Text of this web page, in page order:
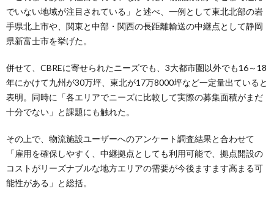
でいない地域が注目されている」と述べ、一例として東北北部の岩
手県北上市や、関東と中部・関西の長距離輸送の中継点として静岡
県新富士市を挙げた。
併せて、CBREに寄せられたニーズでも、3大都市圏以外でも16～18
年にかけて九州が30万坪、東北が17万8000坪など一定量出ていると
表明。同時に「各エリアでニーズに比較して実際の募集面積がまだ
十分でない」と課題にも触れた。
その上で、物流施設ユーザーへのアンケート調査結果と合わせて
「雇用を確保しやすく、中継拠点としても利用可能で、拠点開設の
コストがリーズナブルな地方エリアの需要が今後ますます高まる可
能性がある」と総括。